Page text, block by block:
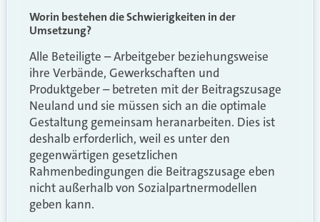
Worin bestehen die Schwierigkeiten in der
Umsetzung?
Alle Beteiligte – Arbeitgeber beziehungsweise
ihre Verbände, Gewerkschaften und
Produktgeber – betreten mit der Beitragszusage
Neuland und sie müssen sich an die optimale
Gestaltung gemeinsam heranarbeiten. Dies ist
deshalb erforderlich, weil es unter den
gegenwärtigen gesetzlichen
Rahmenbedingungen die Beitragszusage eben
nicht außerhalb von Sozialpartnermodellen
geben kann.